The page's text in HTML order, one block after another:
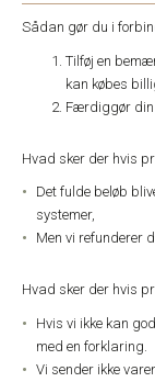
Sådan gør du i
Tilføj en
kan købes
Færdiggør din
Hvad sker der hvis
Det fulde beløb
systemer,
Men vi refunderer
Hvad sker der hvis
Hvis vi ikke kan
med en forklaring.
Vi sender ikke